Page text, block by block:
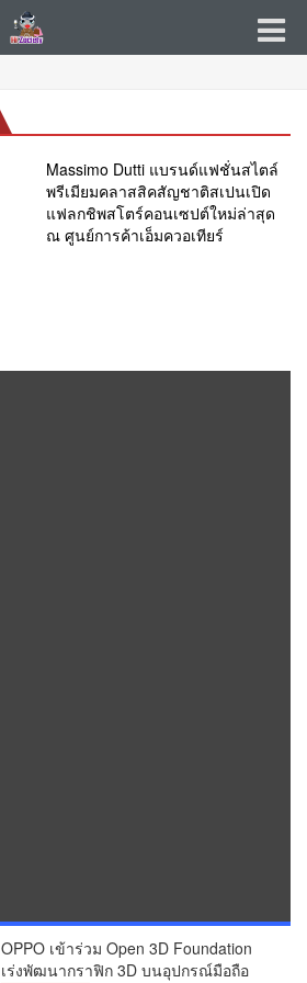
Massimo Dutti แบรนด์แฟชั่นสไตล์
พรีเมียมคลาสสิคสัญชาติสเปนเปิด
แฟลกชิพสโตร์คอนเซปต์ใหม่ล่าสุด
ณ ศูนย์การค้าเอ็มควอเทียร์
OPPO เข้าร่วม Open 3D Foundation
เร่งพัฒนากราฟิก 3D บนอุปกรณ์มือถือ